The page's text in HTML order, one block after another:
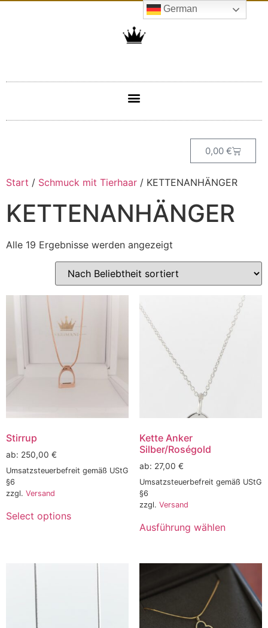
0,00 €
Start / Schmuck mit Tierhaar / KETTENANHÄNGER
KETTENANHÄNGER
Alle 19 Ergebnisse werden angezeigt
Stirrup
ab: 250,00 €
Umsatzsteuerbefreit gemäß UStG
§6
zzgl. Versand
Select options
Kette Anker
Silber/Roségold
ab: 27,00 €
Umsatzsteuerbefreit gemäß UStG
§6
zzgl. Versand
Ausführung wählen
German